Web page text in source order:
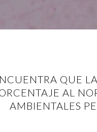
QUE
AL
AMBIENTALES